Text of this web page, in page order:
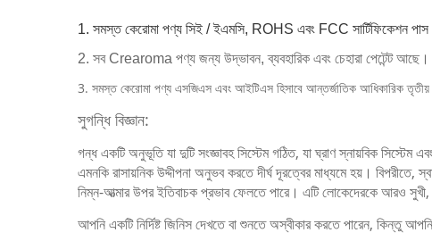
1. সমস্ত কেরোমা পণ্য সিই / ইএমসি, ROHS এবং FCC সার্টিফিকেশন
2. সব Crearoma পণ্য জন্য উদ্ভাবন, ব্যবহারিক এবং চেহারা পেটেন্ট আছে।
3. সমস্ত কেরোমা পণ্য এসজিএস এবং আইটিএস হিসাবে আন্তর্জাতিক আধিকারিক
সুগন্ধি বিজ্ঞান:
গন্ধ একটি অনুভূতি যা দুটি সংজ্ঞাবহ সিস্টেম গঠিত, যা ঘ্রাণ স্নায়বিক সিস্টেম
এমনকি রাসায়নিক উদ্দীপনা অনুভব করতে দীর্ঘ দূরত্বের মাধ্যমে হয়। বিপরীতে,
নিম্ন-আত্মার উপর ইতিবাচক প্রভাব ফেলতে পারে। এটি লোকেদেরকে আরও সুখী,
আপনি একটি নির্দিষ্ট জিনিস দেখতে বা শুনতে অস্বীকার করতে পারেন, কিন্তু